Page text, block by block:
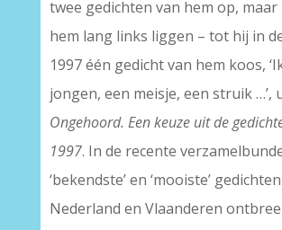
twee gedichten van hem op,
hem lang links liggen – tot hij in
1997 één gedicht van hem koos,
jongen, een meisje, een struik …’,
Ongehoord. Een keuze uit de
1997. In de recente
‘bekendste’ en ‘mooiste’
Nederland en Vlaanderen